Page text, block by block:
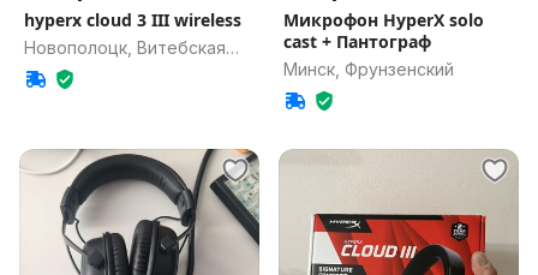
hyperx cloud 3 III wireless
Новополоцк, Витебская
обл.
Микрофон HyperX solo
cast + Пантограф
Минск, Фрунзенский